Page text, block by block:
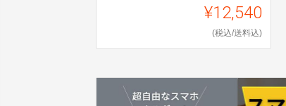
¥12,540
(税込/送料込)